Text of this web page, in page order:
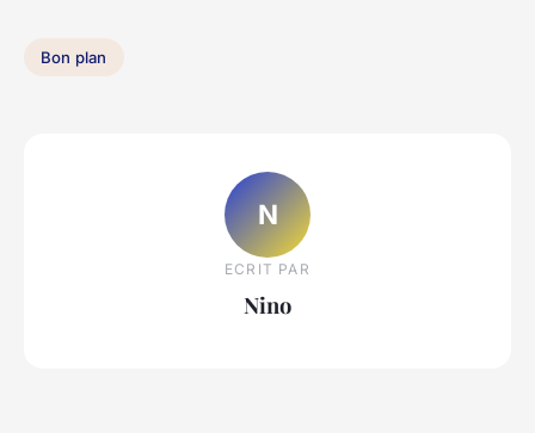
Bon plan
N
ECRIT PAR
Nino